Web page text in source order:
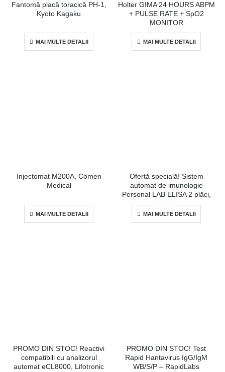
Fantomă placă toracică PH-1,
Kyoto Kagaku
MAI MULTE DETALII
Holter GIMA 24 HOURS ABPM
+ PULSE RATE + SpO2
MONITOR
MAI MULTE DETALII
Injectomat M200A, Comen
Medical
MAI MULTE DETALII
Ofertă specială! Sistem
automat de imunologie
Personal LAB ELISA 2 plăci,
Adaltis
MAI MULTE DETALII
PROMO DIN STOC! Reactivi
compatibili cu analizorul
automat eCL8000, Lifotronic
PROMO DIN STOC! Test
Rapid Hantavirus IgG/IgM
WB/S/P – RapidLabs